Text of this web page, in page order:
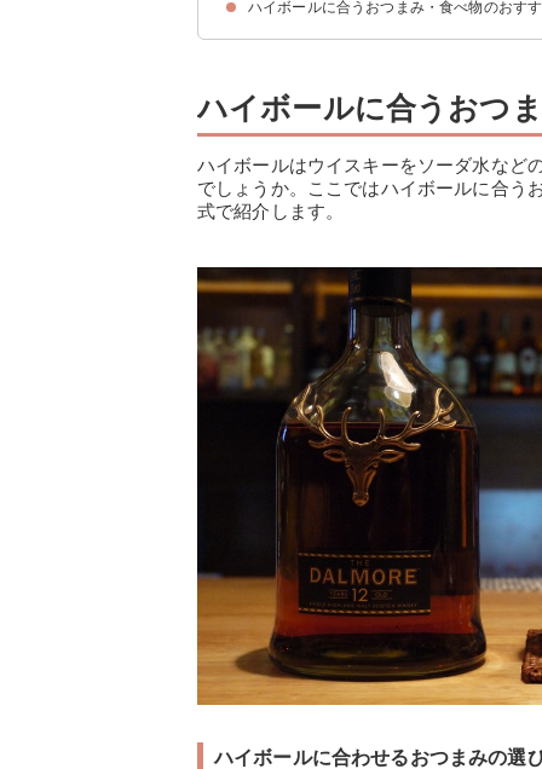
7位：フライドフィッシュ（160円）
6位：れんこんチップス（1,138円）
5位：ファミチキ（180円）
4位：たこ唐揚げ（500円）
3位：あふれメンチ（180円）
2位：スマイルポテト（1490円）
1位：真アジフライ（2,490円）
ハイボールに合うおつまみ・食べ物のおす
ハイボールに合うおつ
ハイボールはウイスキーをソーダ水など
でしょうか。ここではハイボールに合う
式で紹介します。
ハイボールに合わせるおつまみの選